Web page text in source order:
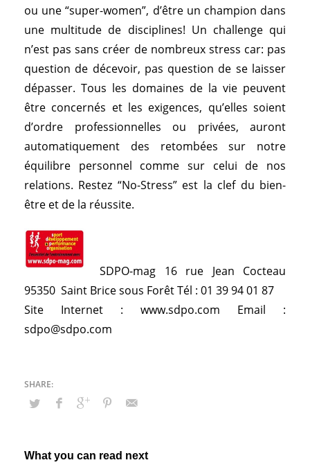
ou une “super-women”, d’être un champion dans
une multitude de disciplines! Un challenge qui
n’est pas sans créer de nombreux stress car: pas
question de décevoir, pas question de se laisser
dépasser. Tous les domaines de la vie peuvent
être concernés et les exigences, qu’elles soient
d’ordre professionnelles ou privées, auront
automatiquement des retombées sur notre
équilibre personnel comme sur celui de nos
relations. Restez “No-Stress” est la clef du bien-
être et de la réussite.
SDPO-mag 16 rue Jean Cocteau
95350 Saint Brice sous Forêt Tél : 01 39 94 01 87
Site Internet : www.sdpo.com Email :
sdpo@sdpo.com
What you can read next